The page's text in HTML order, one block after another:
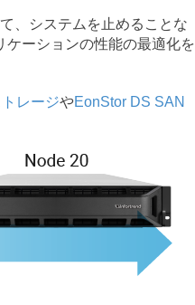
、システムを止めることな
ケーションの性能の最適化を
レージやEonStor DS SAN